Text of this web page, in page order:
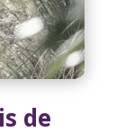
de